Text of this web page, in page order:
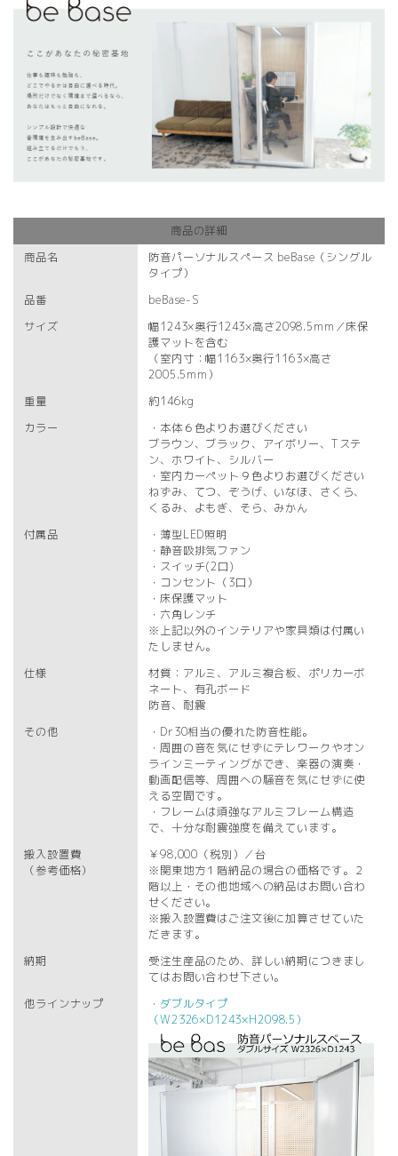
商品の詳細
商品名
防音パーソナルスペース beBase（シングル
タイプ）
品番
beBase-S
サイズ
幅1243×奥行1243×高さ2098.5mm／床保
護マットを含む
（室内寸：幅1163×奥行1163×高さ
2005.5mm）
重量
約146kg
カラー
・本体６色よりお選びください
ブラウン、ブラック、アイボリー、Tステ
ン、ホワイト、シルバー
・室内カーペット９色よりお選びください
ねずみ、てつ、ぞうげ、いなほ、さくら、
くるみ、よもぎ、そら、みかん
付属品
・薄型LED照明
・静音吸排気ファン
・スイッチ(2口)
・コンセント（3口）
・床保護マット
・六角レンチ
※上記以外のインテリアや家具類は付属い
たしません。
仕様
材質：アルミ、アルミ複合板、ポリカーボ
ネート、有孔ボード
防音、耐震
その他
・Dr30相当の優れた防音性能。
・周囲の音を気にせずにテレワークやオン
ラインミーティングができ、楽器の演奏・
動画配信等、周囲への騒音を気にせずに使
える空間です。
・フレームは頑強なアルミフレーム構造
で、十分な耐震強度を備えています。
搬入設置費
（参考価格）
￥98,000（税別）／台
※関東地方１階納品の場合の価格です。２
階以上・その他地域への納品はお問い合わ
せください。
※搬入設置費はご注文後に加算させていた
だきます。
納期
受注生産品のため、詳しい納期につきまし
てはお問い合わせ下さい。
他ラインナップ
・ダブルタイプ
（W2326×D1243×H2098.5）